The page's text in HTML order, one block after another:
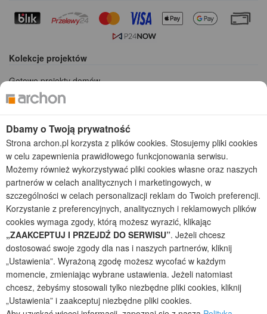
Kolekcje projektów
Gotowe projekty domów
Projekty domów tanich w budowie
Projekty domów szeregowych
Projekty domów wielorodzinnych
Projekty domów bliźniaczych
Projekty domów nowoczesnych
Projekty domów parterowych
2026 © ARCHON+ Biuro Projektów - Tradycyjne i nowoczesne gotowe
projekty domów - autorska pracownia architektoniczna założona w 1990r.
przez arch. Barbarę Mendel
Z uwagi na ciągłe doskonalenie procesu powstawania projektów (zgodnie z
normą ISO 9001), prezentowane na stronie projekty domów mogą
nieznacznie różnić się od dokumentacji technicznej.
Informujemy, iż w celu optymalizacji treści dostępnych w naszym sklepie,
dostosowania ich do Państwa indywidualnych potrzeb korzystamy z
informacji zapisanych za pomocą plików cookies na urządzeniach
końcowych użytkowników. Pliki cookies użytkownik może kontrolować za
Dbamy o Twoją prywatność
Strona archon.pl korzysta z plików cookies. Stosujemy pliki cookies
w celu zapewnienia prawidłowego funkcjonowania serwisu.
Możemy również wykorzystywać pliki cookies własne oraz naszych
partnerów w celach analitycznych i marketingowych, w
szczególności w celach personalizacji reklam do Twoich preferencji.
Korzystanie z preferencyjnych, analitycznych i reklamowych plików
cookies wymaga zgody, którą możesz wyrazić, klikając
„ZAAKCEPTUJ I PRZEJDŹ DO SERWISU”. Jeżeli chcesz
dostosować swoje zgody dla nas i naszych partnerów, kliknij
„Ustawienia”. Wyrażoną zgodę możesz wycofać w każdym
momencie, zmieniając wybrane ustawienia. Jeżeli natomiast
chcesz, żebyśmy stosowali tylko niezbędne pliki cookies, kliknij
„Ustawienia” i zaakceptuj niezbędne pliki cookies.